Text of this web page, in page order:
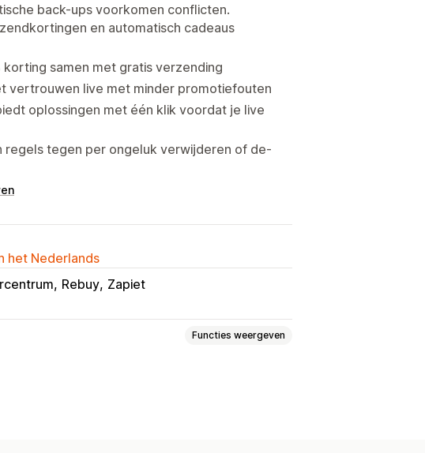
back-ups voorkomen conflicten.
en automatisch cadeaus
samen met gratis verzending
vertrouwen live met minder promotiefouten
oplossingen met één klik voordat je live
tegen per ongeluk verwijderen of de-
het Nederlands
Rebuy Zapiet
Functies weergeven